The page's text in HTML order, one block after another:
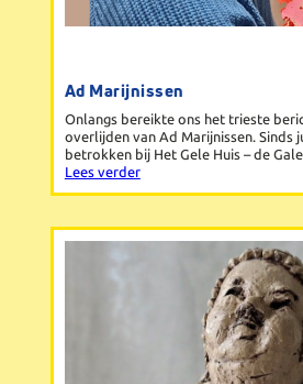
Ad Marijnissen
Onlangs bereikte ons het trieste
overlijden van Ad Marijnissen. Sinds
betrokken bij Het Gele Huis – de
Lees verder